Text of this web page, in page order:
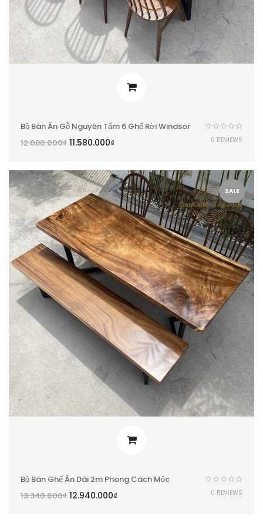
Bộ Bàn Ăn Gỗ Nguyên Tấm 6 Ghế Rời Windsor
12.080.000₫ 11.580.000₫ 0 REVIEWS
SALE
Bộ Bàn Ghế Ăn Dài 2m Phong Cách Mộc
13.340.000₫ 12.940.000₫ 0 REVIEWS